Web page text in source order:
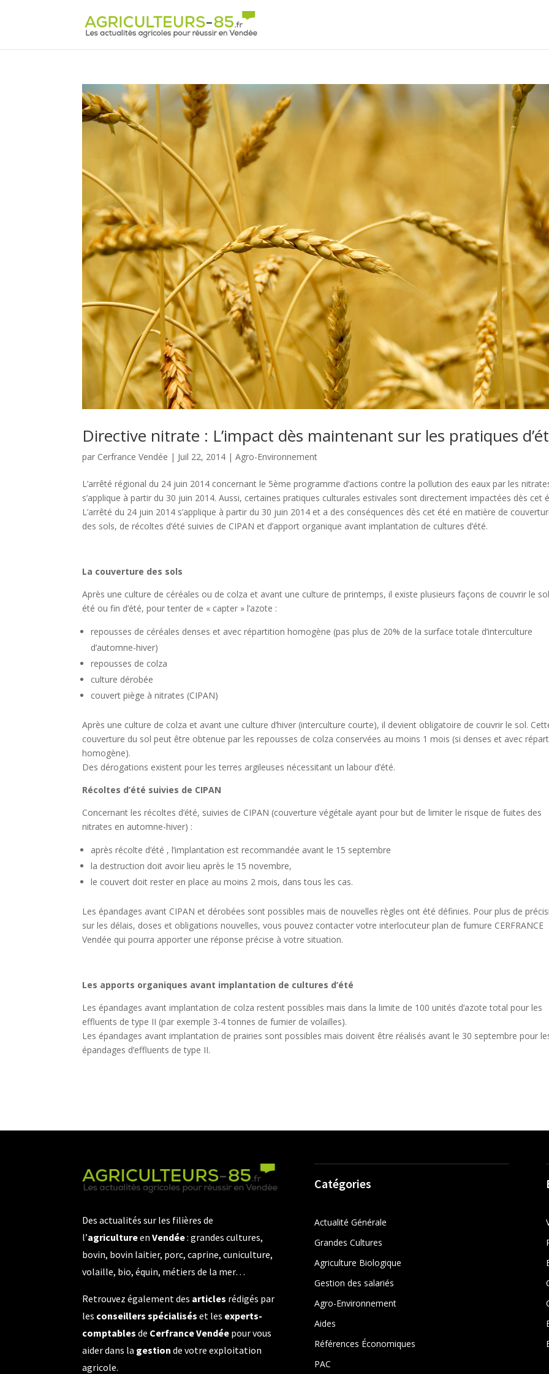
Directive nitrate : L’impact dès maintenant sur les pratiques
par Cerfrance Vendée | Juil 22, 2014 |Agro-Environnement
L’arrêté régional du 24 juin 2014 concernant le 5ème programme d’actions contre la pollution des eaux par les
s’applique à partir du 30 juin 2014. Aussi, certaines pratiques culturales estivales sont directement impactées dès cet
L’arrêté du 24 juin 2014 s’applique à partir du 30 juin 2014 et a des conséquences dès cet été en matière de
des sols, de récoltes d’été suivies de CIPAN et d’apport organique avant implantation de cultures d’été.
La couverture des sols
Après une culture de céréales ou de colza et avant une culture de printemps, il existe plusieurs façons de couvrir le
été ou fin d’été, pour tenter de « capter » l’azote :
repousses de céréales denses et avec répartition homogène (pas plus de 20% de la surface totale d’interculture
d’automne-hiver)
repousses de colza
culture dérobée
couvert piège à nitrates (CIPAN)
Après une culture de colza et avant une culture d’hiver (interculture courte), il devient obligatoire de couvrir le sol.
couverture du sol peut être obtenue par les repousses de colza conservées au moins 1 mois (si denses et avec
homogène).
Des dérogations existent pour les terres argileuses nécessitant un labour d’été.
Récoltes d’été suivies de CIPAN
Concernant les récoltes d’été, suivies de CIPAN (couverture végétale ayant pour but de limiter le risque de fuites des
nitrates en automne-hiver) :
après récolte d’été , l’implantation est recommandée avant le 15 septembre
la destruction doit avoir lieu après le 15 novembre,
le couvert doit rester en place au moins 2 mois, dans tous les cas.
Les épandages avant CIPAN et dérobées sont possibles mais de nouvelles règles ont été définies. Pour plus de
sur les délais, doses et obligations nouvelles, vous pouvez contacter votre interlocuteur plan de fumure CERFRANCE
Vendée qui pourra apporter une réponse précise à votre situation.
Les apports organiques avant implantation de cultures d’été
Les épandages avant implantation de colza restent possibles mais dans la limite de 100 unités d’azote total pour les
effluents de type II (par exemple 3-4 tonnes de fumier de volailles).
Les épandages avant implantation de prairies sont possibles mais doivent être réalisés avant le 30 septembre pour
épandages d’effluents de type II.
Des actualités sur les filières de
l’agricultureenVendée: grandes cultures,
bovin, bovin laitier, porc, caprine, cuniculture,
volaille, bio, équin, métiers de la mer…
Retrouvez également des articles rédigés par
les conseillers spécialisés et les experts-
comptables de Cerfrance Vendée pour vous
aider dans la gestion de votre exploitation
agricole.
Catégories
Actualité Générale
Grandes Cultures
Agriculture Biologique
Gestion des salariés
Agro-Environnement
Aides
Références Économiques
PAC